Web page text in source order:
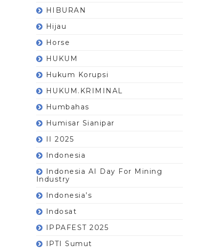
HIBURAN
Hijau
Horse
HUKUM
Hukum Korupsi
HUKUM.KRIMINAL
Humbahas
Humisar Sianipar
II 2025
Indonesia
Indonesia AI Day For Mining
Industry
Indonesia’s
Indosat
IPPAFEST 2025
IPTI Sumut